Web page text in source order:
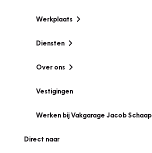
Werkplaats
Diensten
Over ons
Vestigingen
Werken bij Vakgarage Jacob Schaap
Direct naar